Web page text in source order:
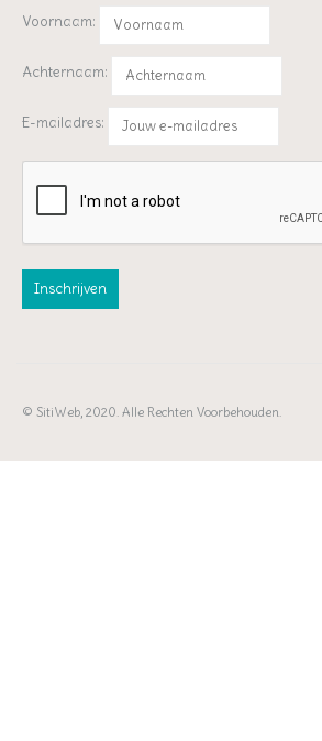
Voornaam:
Achternaam:
E-mailadres:
© SitiWeb, 2020. Alle Rechten Voorbehouden.